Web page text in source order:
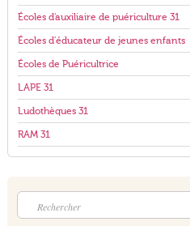
Écoles d'auxiliaire de puériculture 31
Écoles d'éducateur de jeunes enfants
Écoles de Puéricultrice
LAPE 31
Ludothèques 31
RAM 31